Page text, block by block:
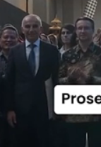
Login
Login